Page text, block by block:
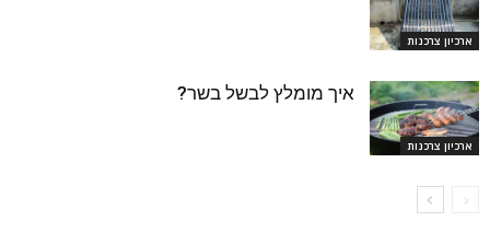
ארכיון צרכנות
ארכיון צרכנות
איך מומלץ לבשל בשר?